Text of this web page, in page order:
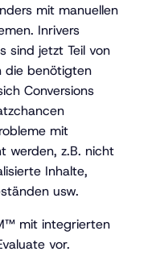
mit manuellen
Inrivers
sind jetzt Teil von
die benötigten
Conversions
mit
werden, z.B. nicht
Inhalte,
usw.
mit integrierten
vor.